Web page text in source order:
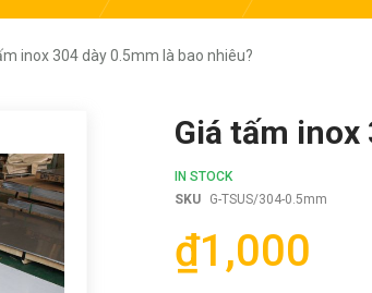
inox 304 dày 0.5mm là bao nhiêu?
Giá tấm inox
IN STOCK
SKU
G-TSUS/304-0.5mm
₫1,000